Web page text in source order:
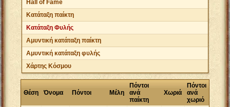
Hall of Fame
Κατάταξη παίκτη
Κατάταξη Φυλής
Αμυντική κατάταξη παίκτη
Αμυντική κατάταξη φυλής
Χάρτης Κόσμου
Θέση Όνομα Πόντοι Μέλη
Πόντοι
ανά
παίκτη
Χωριά
Πόντοι
ανά
χωριό